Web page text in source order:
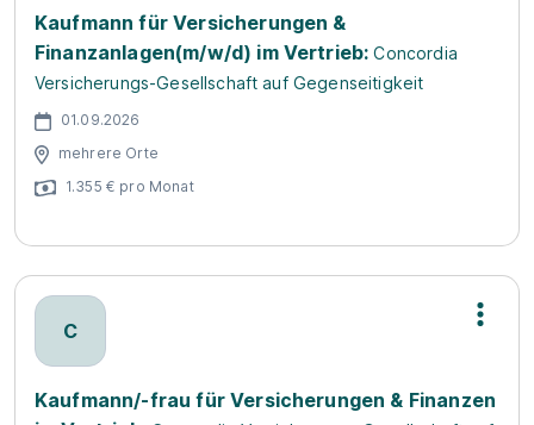
Kaufmann für Versicherungen &
Finanzanlagen(m/w/d) im Vertrieb: Concordia
Versicherungs-Gesellschaft auf Gegenseitigkeit
01.09.2026
mehrere Orte
1.355 € pro Monat
C
Kaufmann/-frau für Versicherungen & Finanzen